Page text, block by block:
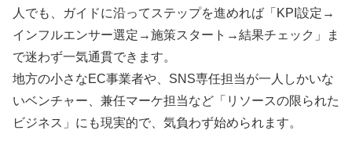
人でも、ガイドに沿ってステップを進めれば「KPI設定→
インフルエンサー選定→施策スタート→結果チェック」ま
で迷わず一気通貫できます。
地方の小さなEC事業者や、SNS専任担当が一人しかいな
いベンチャー、兼任マーケ担当など「リソースの限られた
ビジネス」にも現実的で、気負わず始められます。